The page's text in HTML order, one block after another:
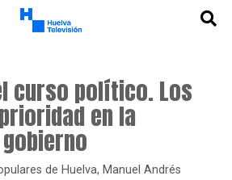
curso político. Los
en la
de Huelva, Manuel Andrés